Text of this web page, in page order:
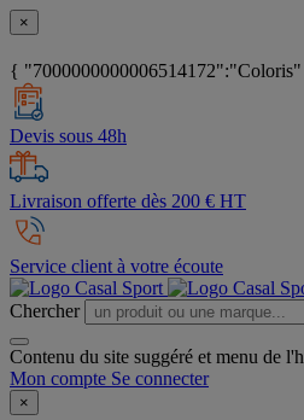
×
{
Devis sous 48h
Livraison offerte dès 200 € HT
Service client à votre écoute
Chercher
Contenu du site suggéré et menu de
Mon compte Se connecter
×